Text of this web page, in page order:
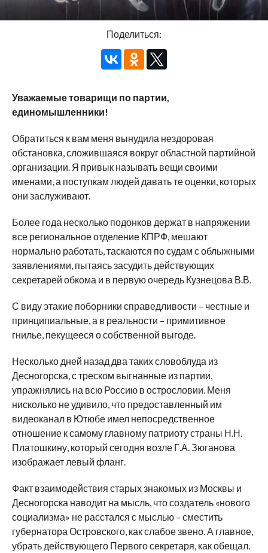
Поделиться:
Уважаемые товарищи по партии,
единомышленники!
Обратиться к вам меня вынудила нездоровая
обстановка, сложившаяся вокруг областной партийной
организации. Я привык называть вещи своими
именами, а поступкам людей давать те оценки, которых
они заслуживают.
Более года несколько подонков держат в напряжении
все региональное отделение КПРФ, мешают
нормально работать, таскаются по судам с облыжными
заявлениями, пытаясь засудить действующих
секретарей обкома и в первую очередь Кузнецова В.В.
С виду этакие поборники справедливости – честные и
принципиальные, а в реальности – примитивное
гнилье, пекущееся о собственной выгоде.
Несколько дней назад два таких словоблуда из
Десногорска, с треском выгнанные из партии,
упражнялись на всю Россию в острословии. Меня
нисколько не удивило, что предоставленный им
видеоканал в Ютюбе имел непосредственное
отношение к самому главному патриоту страны Н.Н.
Платошкину, который сегодня возле Г.А. Зюганова
изображает левый фланг.
Факт взаимодействия старых знакомых из Москвы и
Десногорска наводит на мысль, что создатель «нового
социализма» не расстался с мыслью – сместить
губернатора Островского, как слабое звено. А главное,
убрать действующего Первого секретаря, как обещал.